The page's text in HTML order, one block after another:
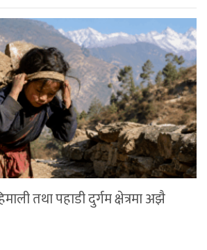
तथा पहाडी दुर्गम क्षेत्रमा अझै